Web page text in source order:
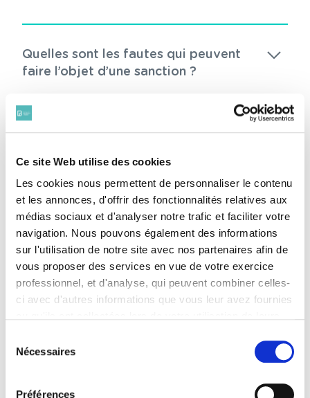
Ce site Web utilise des cookies
Les cookies nous permettent de personnaliser le contenu
et les annonces, d'offrir des fonctionnalités relatives aux
médias sociaux et d'analyser notre trafic et faciliter votre
navigation. Nous pouvons également des informations
sur l'utilisation de notre site avec nos partenaires afin de
vous proposer des services en vue de votre exercice
professionnel, et d'analyse, qui peuvent combiner celles-
ci avec d'autres informations que vous leur avez fournies
continuez à utiliser notre site Web.
Pour en savoir plus sur notre politique de traitement,
Nécessaires
Préférences
Quelles sont les fautes qui peuvent
faire l’objet d’une sanction ?
Qu’est-ce que le rétablissement
bénéficier ?
Existe-t-il une procédure dont les
effets seraient similaires à ceux de la
procédure de redressement judiciaire
?